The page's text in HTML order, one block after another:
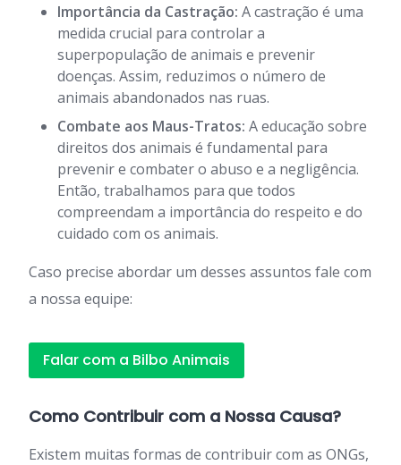
Importância da Castração: A castração é uma
medida crucial para controlar a
superpopulação de animais e prevenir
doenças. Assim, reduzimos o número de
animais abandonados nas ruas.
Combate aos Maus-Tratos: A educação sobre
direitos dos animais é fundamental para
prevenir e combater o abuso e a negligência.
Então, trabalhamos para que todos
compreendam a importância do respeito e do
cuidado com os animais.
Caso precise abordar um desses assuntos fale com
a nossa equipe:
Falar com a Bilbo Animais
Como Contribuir com a Nossa Causa?
Existem muitas formas de contribuir com as ONGs,